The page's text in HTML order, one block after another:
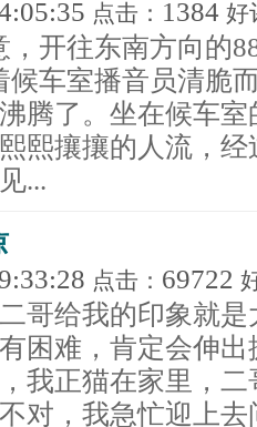
点击： 1384 好
，开往东南方向的
车室播音员清脆
腾了。坐在候车
熙攘攘的人流，
...
点击： 69722
哥给我的印象就
困难，肯定会伸
我正猫在家里，
对，我急忙迎上